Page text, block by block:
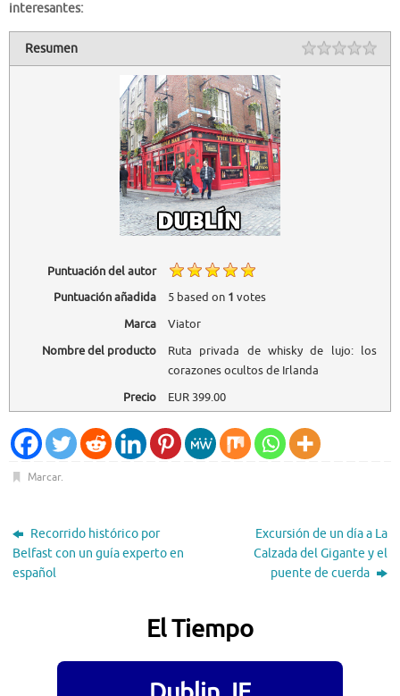
interesantes:
Resumen
Puntuación del autor
Puntuación añadida
5based on 1 votes
Marca
Viator
Nombre del producto
Ruta privada de whisky de lujo: los
corazones ocultos de Irlanda
Precio
EUR399.00
Marcar.
Recorrido histórico por
Belfast con un guía experto en
español
Excursión de un día a La
Calzada del Gigante y el
puente de cuerda
El Tiempo